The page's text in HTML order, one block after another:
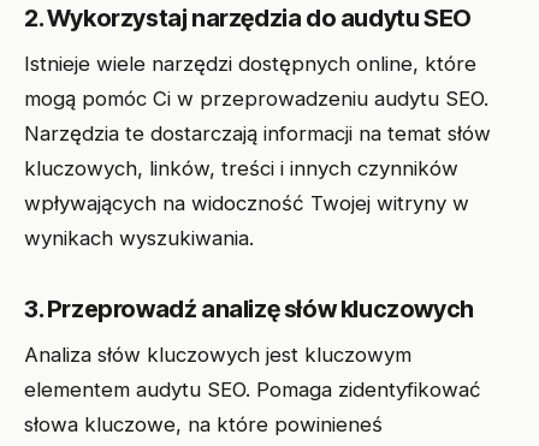
2. Wykorzystaj narzędzia do audytu SEO
Istnieje wiele narzędzi dostępnych online, które
mogą pomóc Ci w przeprowadzeniu audytu SEO.
Narzędzia te dostarczają informacji na temat słów
kluczowych, linków, treści i innych czynników
wpływających na widoczność Twojej witryny w
wynikach wyszukiwania.
3. Przeprowadź analizę słów kluczowych
Analiza słów kluczowych jest kluczowym
elementem audytu SEO. Pomaga zidentyfikować
słowa kluczowe, na które powinieneś